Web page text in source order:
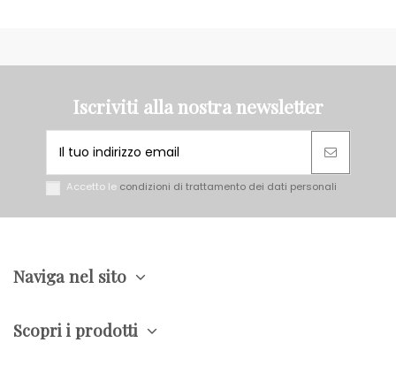
Iscriviti alla nostra newsletter
Accetto le condizioni di trattamento dei dati personali
Naviga nel sito
Scopri i prodotti